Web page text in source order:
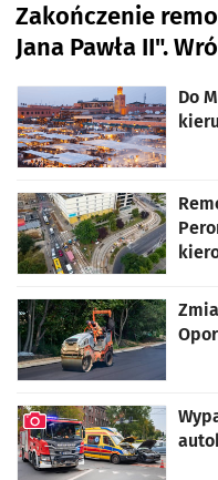
Zakończenie
Jana Pawła II".
Do